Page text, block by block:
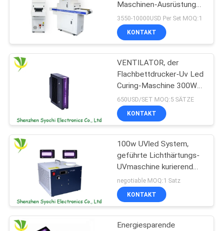
FABRIK-
AUSFLUG
QUALITÄTSKONTROLLE
TRETEN
SIE
VERBINDUNG
Maschinen-Ausrüstung
UVled Maschinen-
Trockner kurierend
3550-10000USD Per Set MOQ:1
KONTAKT
VENTILATOR, der
Flachbettdrucker-Uv Led
Curing-Maschine 300W
abkühlt
650USD/SET MOQ:5 SÄTZE
KONTAKT
100w UVled System,
geführte Lichthärtungs-
UVmaschine kurierend
für Epson-Drucker-Kopf
negotiable MOQ:1 Satz
KONTAKT
Energiesparende